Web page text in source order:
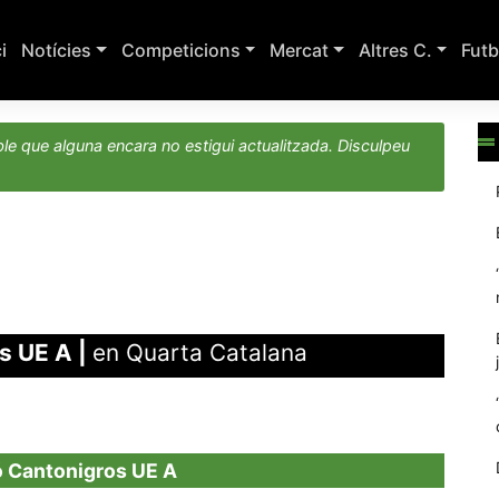
Notícies Competicions Mercat Altres C.
que alguna encara no estigui actualitzada. Disculpeu
UE A en Quarta Catalana
UE A